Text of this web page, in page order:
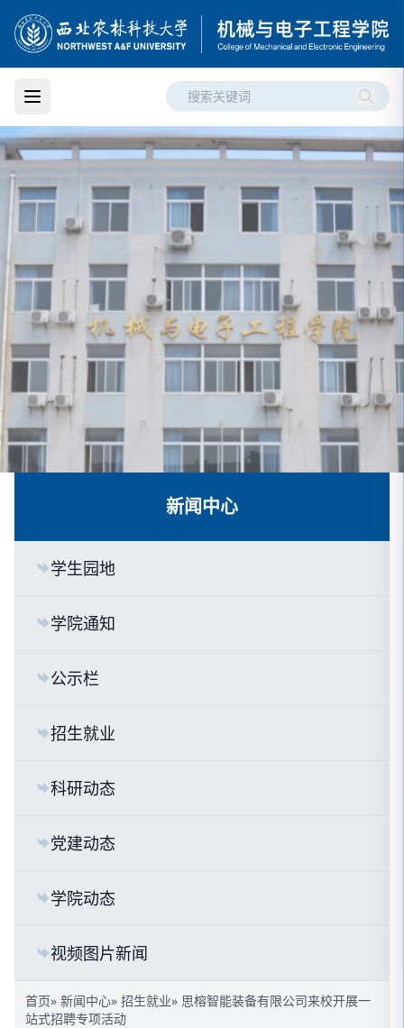
新闻中心
学生园地
学院通知
公示栏
招生就业
科研动态
党建动态
学院动态
视频图片新闻
首页» 新闻中心» 招生就业» 思榕智能装备有限公司来校开展一
站式招聘专项活动